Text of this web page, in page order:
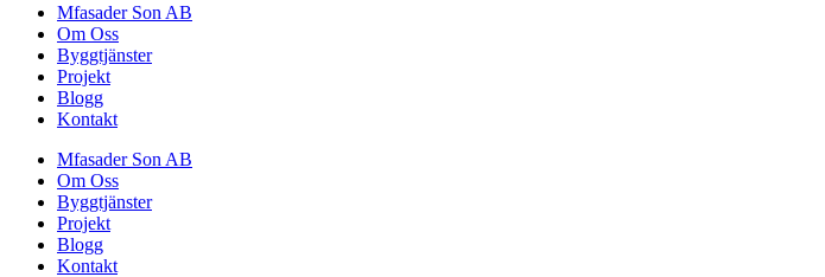
Mfasader Son AB
Om Oss
Byggtjänster
Projekt
Blogg
Kontakt
Mfasader Son AB
Om Oss
Byggtjänster
Projekt
Blogg
Kontakt